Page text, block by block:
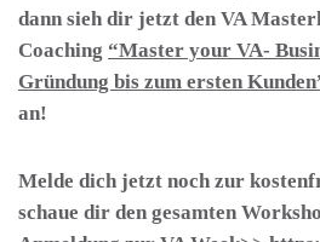
dann sieh dir jetzt den VA
Coaching “Master your VA-
Gründung bis zum ersten
an!
Melde dich jetzt noch zur
schaue dir den gesamten